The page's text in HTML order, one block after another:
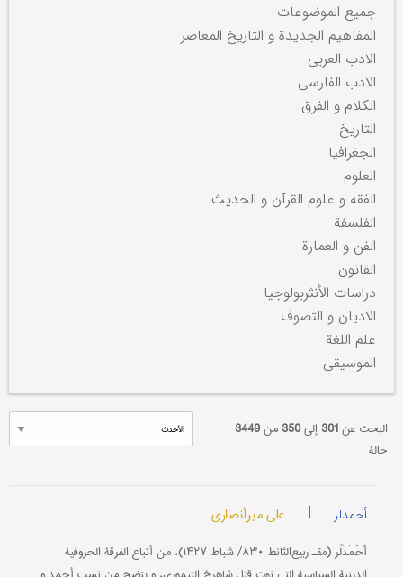
جمیع الموضوعات
المفاهیم الجدیدة و التاریخ المعاصر
الادب العربی
الادب الفارسی
الکلام و الفرق
التاریخ
الجغرافیا
العلوم
الفقه و علوم القرآن و الحدیث
الفلسفة
الفن و العمارة
القانون
دراسات الأنثربولوجیا
الادیان و التصوف
علم اللغة
الموسیقی
البحث عن301 إلی350 من3449
حالة
أحمدلر | علي میرأنصاري
أَحْمَدَلُر (مقـ ربیع‌الثانط ۸۳۰/ شباط ۱۴۲۷)، من أتباع الفرقة الحروفیة